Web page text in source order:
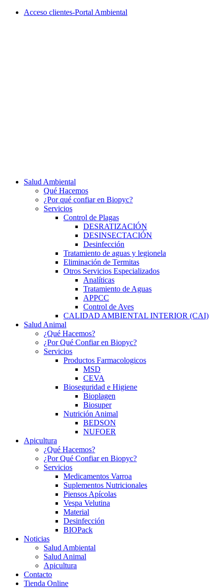
Acceso clientes-Portal Ambiental
Salud Ambiental
Qué Hacemos
¿Por qué confiar en Biopyc?
Servicios
Control de Plagas
DESRATIZACIÓN
DESINSECTACIÓN
Desinfección
Tratamiento de aguas y legionela
Eliminación de Termitas
Otros Servicios Especializados
Analíticas
Tratamiento de Aguas
APPCC
Control de Aves
CALIDAD AMBIENTAL INTERIOR (CAI)
Salud Animal
¿Qué Hacemos?
¿Por Qué Confiar en Biopyc?
Servicios
Productos Farmacologicos
MSD
CEVA
Bioseguridad e Higiene
Bioplagen
Biosuper
Nutrición Animal
BEDSON
NUFOER
Apicultura
¿Qué Hacemos?
¿Por Qué Confiar en Biopyc?
Servicios
Medicamentos Varroa
Suplementos Nutricionales
Piensos Apícolas
Vespa Velutina
Material
Desinfección
BIOPack
Noticias
Salud Ambiental
Salud Animal
Apicultura
Contacto
Tienda Online